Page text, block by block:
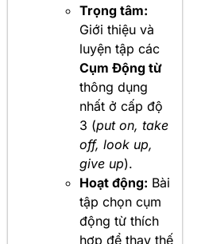
Trọng tâm:
Giới thiệu và
luyện tập các
Cụm Động từ
thông dụng
nhất ở cấp độ
3 (put on, take
off, look up,
give up).
Hoạt động: Bài
tập chọn cụm
động từ thích
hợp để thay thế